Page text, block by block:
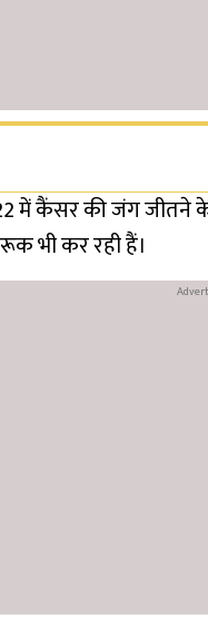
कैंसर की जंग जीतने के
भी कर रही हैं।